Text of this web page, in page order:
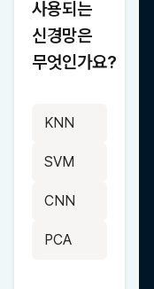
사용되는
신경망은
무엇인가요?
KNN
SVM
CNN
PCA